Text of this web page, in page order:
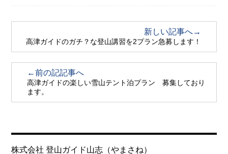
新しい記事へ→
高津ガイドのガチ？な登山講習を2プラン急募します！
←前の記記事へ
高津ガイドの楽しい雪山テント泊プラン 募集しており
ます。
株式会社 登山ガイド山志（やまさね）